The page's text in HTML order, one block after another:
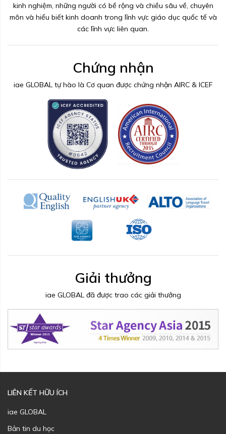
kinh nghiệm, những người có bề rộng và chiều sâu về, chuyên
môn và hiểu biết kinh doanh trong lĩnh vực giáo dục quốc tế và
các lĩnh vực liên quan.
Chứng nhận
iae GLOBAL tự hào là Cơ quan được chứng nhận AIRC & ICEF
Giải thưởng
iae GLOBAL đã được trao các giải thưởng
LIÊN KẾT HỮU ÍCH
iae GLOBAL
Bản tin du học